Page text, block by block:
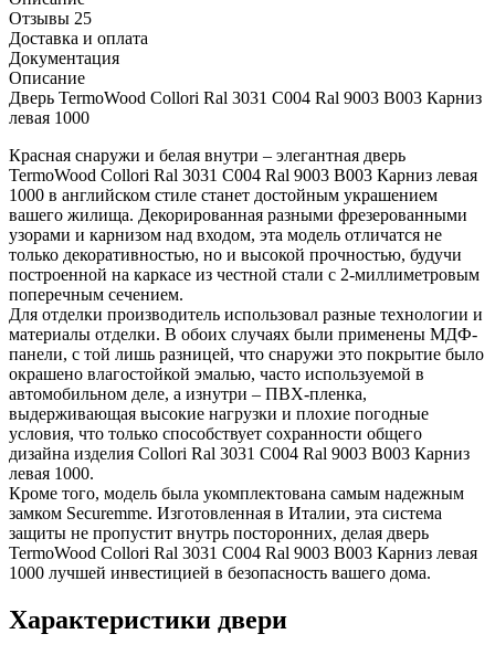
Отзывы 25
Доставка и оплата
Документация
Описание
Дверь TermoWood Collori Ral 3031 C004 Ral 9003 B003 Карниз
левая 1000
Красная снаружи и белая внутри – элегантная дверь
TermoWood Collori Ral 3031 C004 Ral 9003 B003 Карниз левая
1000 в английском стиле станет достойным украшением
вашего жилища. Декорированная разными фрезерованными
узорами и карнизом над входом, эта модель отличатся не
только декоративностью, но и высокой прочностью, будучи
построенной на каркасе из честной стали с 2-миллиметровым
поперечным сечением.
Для отделки производитель использовал разные технологии и
материалы отделки. В обоих случаях были применены МДФ-
панели, с той лишь разницей, что снаружи это покрытие было
окрашено влагостойкой эмалью, часто используемой в
автомобильном деле, а изнутри – ПВХ-пленка,
выдерживающая высокие нагрузки и плохие погодные
условия, что только способствует сохранности общего
дизайна изделия Collori Ral 3031 C004 Ral 9003 B003 Карниз
левая 1000.
Кроме того, модель была укомплектована самым надежным
замком Securemme. Изготовленная в Италии, эта система
защиты не пропустит внутрь посторонних, делая дверь
TermoWood Collori Ral 3031 C004 Ral 9003 B003 Карниз левая
1000 лучшей инвестицией в безопасность вашего дома.
Характеристики двери